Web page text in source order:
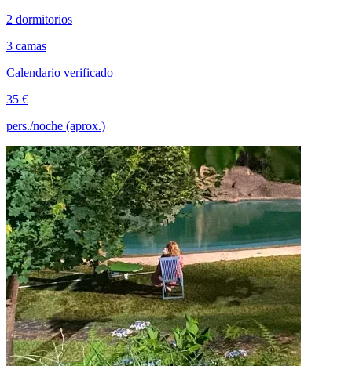
2 dormitorios
3 camas
Calendario verificado
35 €
pers./noche (aprox.)